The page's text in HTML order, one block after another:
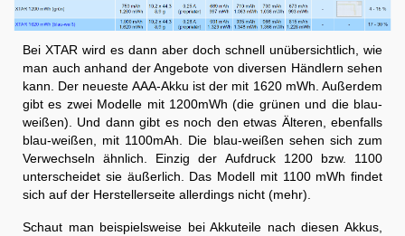
Bei XTAR wird es dann aber doch schnell unübersichtlich, wie
man auch anhand der Angebote von diversen Händlern sehen
kann. Der neueste AAA-Akku ist der mit 1620 mWh. Außerdem
gibt es zwei Modelle mit 1200mWh (die grünen und die blau-
weißen). Und dann gibt es noch den etwas Älteren, ebenfalls
blau-weißen, mit 1100mAh. Die blau-weißen sehen sich zum
Verwechseln ähnlich. Einzig der Aufdruck 1200 bzw. 1100
unterscheidet sie äußerlich. Das Modell mit 1100 mWh findet
sich auf der Herstellerseite allerdings nicht (mehr).
Schaut man beispielsweise bei Akkuteile nach diesen Akkus,